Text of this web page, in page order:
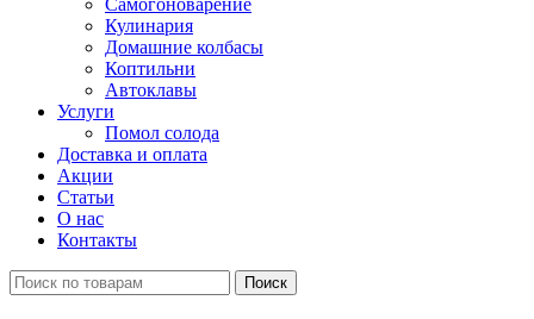
Самогоноварение
Кулинария
Домашние колбасы
Коптильни
Автоклавы
Услуги
Помол солода
Доставка и оплата
Акции
Статьи
О нас
Контакты